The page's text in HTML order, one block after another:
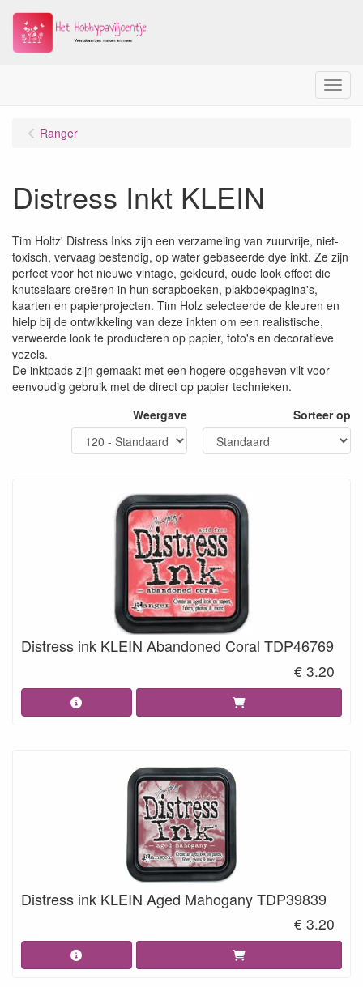
Menu
Ranger
Distress Inkt KLEIN
Tim Holtz' Distress Inks zijn een verzameling van zuurvrije, niet-
toxisch, vervaag bestendig, op water gebaseerde dye inkt. Ze zijn
perfect voor het nieuwe vintage, gekleurd, oude look effect die
knutselaars creëren in hun scrapboeken, plakboekpagina's,
kaarten en papierprojecten. Tim Holz selecteerde de kleuren en
hielp bij de ontwikkeling van deze inkten om een realistische,
verweerde look te producteren op papier, foto's en decoratieve
vezels.
De inktpads zijn gemaakt met een hogere opgeheven vilt voor
eenvoudig gebruik met de direct op papier technieken.
Weergave
Sorteer op
Distress ink KLEIN Abandoned Coral TDP46769
€ 3.20
Distress ink KLEIN Aged Mahogany TDP39839
€ 3.20